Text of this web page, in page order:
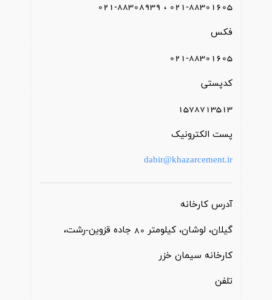
021-88301605 ، 021-88308939
فكس
021-88301605
کدپستی
1578713513
پست الکترونیک
dabir@khazarcement.ir
آدرس کارخانه
گیلان، لوشان، کیلومتر 80 جاده قزوین-رشت،
کارخانه سیمان خزر
تلفن